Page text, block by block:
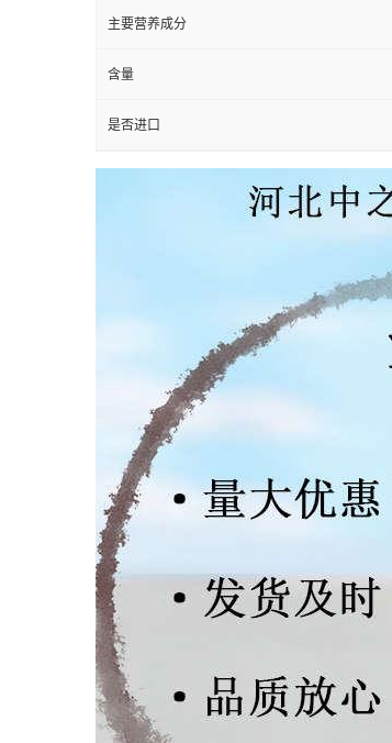
主要营养成分
含量
是否进口